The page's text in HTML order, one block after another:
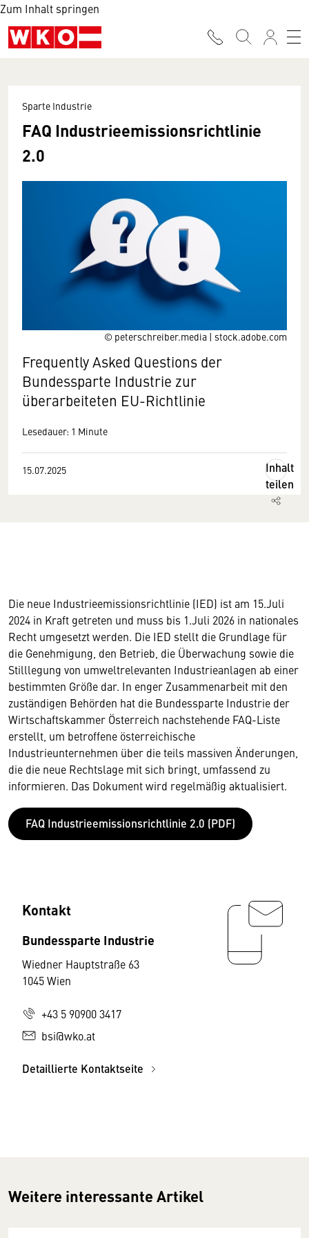
Zum Inhalt springen
© peterschreiber.media | stock.adobe.com
Sparte Industrie
FAQ Industrieemissionsrichtlinie
2.0
Frequently Asked Questions der
Bundessparte Industrie zur
überarbeiteten EU-Richtlinie
Lesedauer: 1 Minute
15.07.2025
Inhalt
teilen
Die neue Industrieemissionsrichtlinie (IED) ist am 15.Juli
2024 in Kraft getreten und muss bis 1.Juli 2026 in nationales
Recht umgesetzt werden. Die IED stellt die Grundlage für
die Genehmigung, den Betrieb, die Überwachung sowie die
Stilllegung von umweltrelevanten Industrieanlagen ab einer
bestimmten Größe dar. In enger Zusammenarbeit mit den
zuständigen Behörden hat die Bundessparte Industrie der
Wirtschaftskammer Österreich nachstehende FAQ-Liste
erstellt, um betroffene österreichische
Industrieunternehmen über die teils massiven Änderungen,
die die neue Rechtslage mit sich bringt, umfassend zu
informieren. Das Dokument wird regelmäßig aktualisiert.
FAQ Industrieemissionsrichtlinie 2.0 (PDF)
Kontakt
Bundessparte Industrie
Wiedner Hauptstraße 63
1045 Wien
+43 5 90900 3417
bsi@wko.at
Detaillierte Kontaktseite
Weitere interessante Artikel